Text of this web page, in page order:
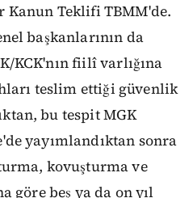
Teklifi TBMM'de.
başkanlarının da
KCK'nın fiilî varlığına
teslim ettiği güvenlik
bu tespit MGK
yayımlandıktan sonra
kovuşturma ve
göre beş ya da on yıl